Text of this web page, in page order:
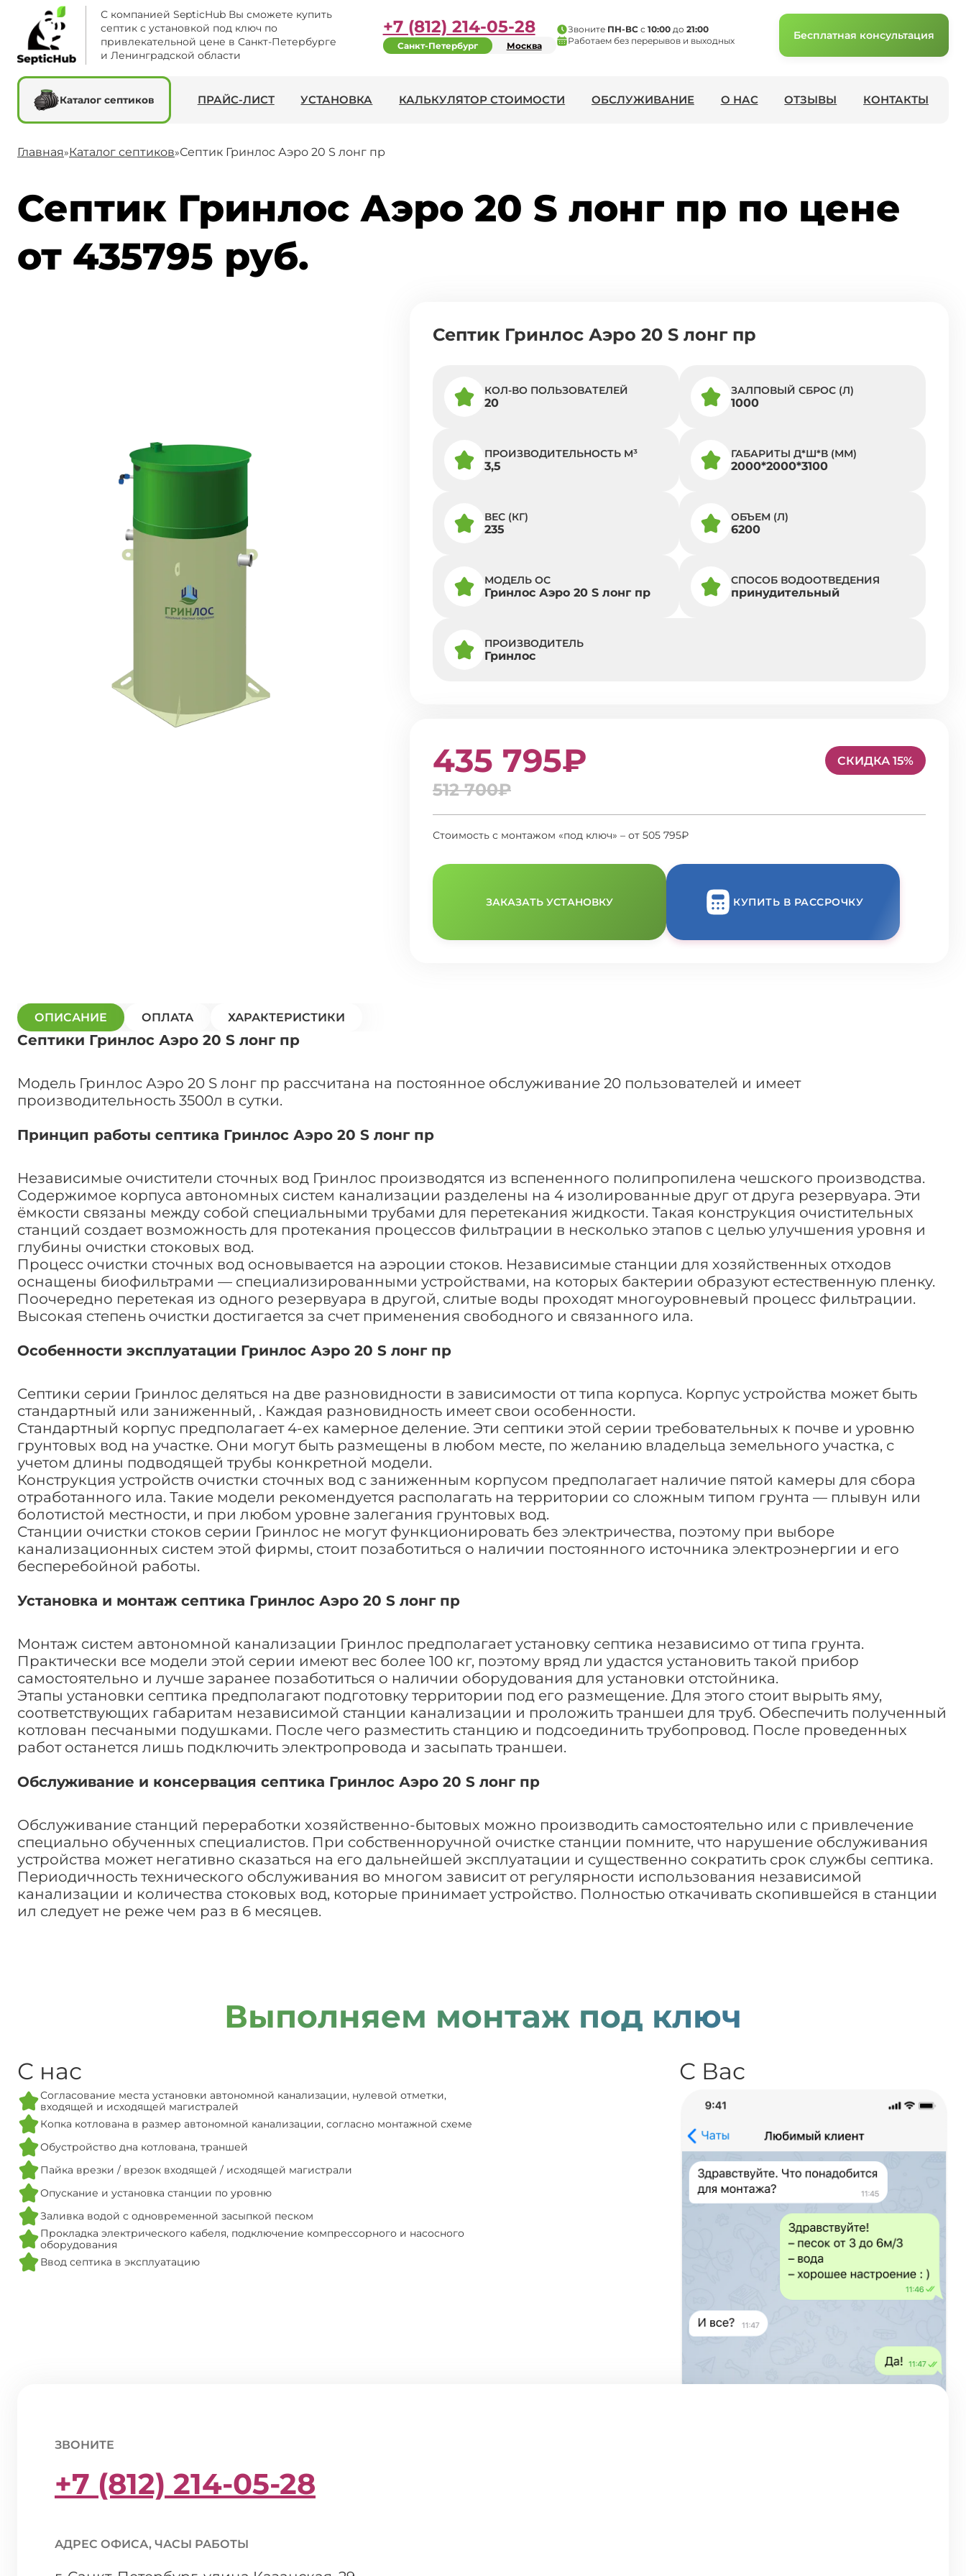
С компанией SepticHub Вы сможете купить
септик с установкой под ключ по
привлекательной цене в Санкт-Петербурге
и Ленинградской области
+7 (812) 214-05-28
Санкт-Петербург Москва
Звоните ПН-ВСс 10:00до 21:00
Работаем без перерывов и выходных
Бесплатная консультация
Каталог септиков ПРАЙС-ЛИСТ УСТАНОВКА КАЛЬКУЛЯТОР СТОИМОСТИ ОБСЛУЖИВАНИЕ О НАС ОТЗЫВЫ КОНТАКТЫ
Главная»Каталог септиков»Септик Гринлос Аэро 20 S лонг пр
Септик Гринлос Аэро 20 S лонг пр по цене
от 435795 руб.
Септик Гринлос Аэро 20 S лонг пр
КОЛ-ВО ПОЛЬЗОВАТЕЛЕЙ
20
ЗАЛПОВЫЙ СБРОС (Л)
1000
ПРОИЗВОДИТЕЛЬНОСТЬ M³
3,5
ГАБАРИТЫ Д*Ш*В (ММ)
2000*2000*3100
ВЕС (КГ)
235
ОБЪЕМ (Л)
6200
МОДЕЛЬ ОС
Гринлос Аэро 20 S лонг пр
СПОСОБ ВОДООТВЕДЕНИЯ
принудительный
ПРОИЗВОДИТЕЛЬ
Гринлос
435 795₽
512 700₽
СКИДКА 15%
Стоимость с монтажом «под ключ» – от 505 795₽
ЗАКАЗАТЬ УСТАНОВКУ КУПИТЬ В РАССРОЧКУ
ОПИСАНИЕ ОПЛАТА ХАРАКТЕРИСТИКИ
Септики Гринлос Аэро 20 S лонг пр
Модель Гринлос Аэро 20 S лонг пр рассчитана на постоянное обслуживание 20 пользователей и имеет
производительность 3500л в сутки.
Принцип работы септика Гринлос Аэро 20 S лонг пр
Независимые очистители сточных вод Гринлос производятся из вспененного полипропилена чешского производства.
Содержимое корпуса автономных систем канализации разделены на 4 изолированные друг от друга резервуара. Эти
ёмкости связаны между собой специальными трубами для перетекания жидкости. Такая конструкция очистительных
станций создает возможность для протекания процессов фильтрации в несколько этапов с целью улучшения уровня и
глубины очистки стоковых вод.
Процесс очистки сточных вод основывается на аэроции стоков. Независимые станции для хозяйственных отходов
оснащены биофильтрами — специализированными устройствами, на которых бактерии образуют естественную пленку.
Поочередно перетекая из одного резервуара в другой, слитые воды проходят многоуровневый процесс фильтрации.
Высокая степень очистки достигается за счет применения свободного и связанного ила.
Особенности эксплуатации Гринлос Аэро 20 S лонг пр
Септики серии Гринлос деляться на две разновидности в зависимости от типа корпуса. Корпус устройства может быть
стандартный или заниженный, . Каждая разновидность имеет свои особенности.
Стандартный корпус предполагает 4-ех камерное деление. Эти септики этой серии требовательных к почве и уровню
грунтовых вод на участке. Они могут быть размещены в любом месте, по желанию владельца земельного участка, с
учетом длины подводящей трубы конкретной модели.
Конструкция устройств очистки сточных вод с заниженным корпусом предполагает наличие пятой камеры для сбора
отработанного ила. Такие модели рекомендуется располагать на территории со сложным типом грунта — плывун или
болотистой местности, и при любом уровне залегания грунтовых вод.
Станции очистки стоков серии Гринлос не могут функционировать без электричества, поэтому при выборе
канализационных систем этой фирмы, стоит позаботиться о наличии постоянного источника электроэнергии и его
бесперебойной работы.
Установка и монтаж септика Гринлос Аэро 20 S лонг пр
Монтаж систем автономной канализации Гринлос предполагает установку септика независимо от типа грунта.
Практически все модели этой серии имеют вес более 100 кг, поэтому вряд ли удастся установить такой прибор
самостоятельно и лучше заранее позаботиться о наличии оборудования для установки отстойника.
Этапы установки септика предполагают подготовку территории под его размещение. Для этого стоит вырыть яму,
соответствующих габаритам независимой станции канализации и проложить траншеи для труб. Обеспечить полученный
котлован песчаными подушками. После чего разместить станцию и подсоединить трубопровод. После проведенных
работ останется лишь подключить электропровода и засыпать траншеи.
Обслуживание и консервация септика Гринлос Аэро 20 S лонг пр
Обслуживание станций переработки хозяйственно-бытовых можно производить самостоятельно или с привлечение
специально обученных специалистов. При собственноручной очистке станции помните, что нарушение обслуживания
устройства может негативно сказаться на его дальнейшей эксплуатации и существенно сократить срок службы септика.
Периодичность технического обслуживания во многом зависит от регулярности использования независимой
канализации и количества стоковых вод, которые принимает устройство. Полностью откачивать скопившейся в станции
ил следует не реже чем раз в 6 месяцев.
Выполняем монтаж под ключ
С нас
Согласование места установки автономной канализации, нулевой отметки,
входящей и исходящей магистралей
Копка котлована в размер автономной канализации, согласно монтажной схеме
Обустройство дна котлована, траншей
Пайка врезки / врезок входящей / исходящей магистрали
Опускание и установка станции по уровню
Заливка водой с одновременной засыпкой песком
Прокладка электрического кабеля, подключение компрессорного и насосного
оборудования
Ввод септика в эксплуатацию
С Вас
ЗВОНИТЕ
+7 (812) 214-05-28
АДРЕС ОФИСА, ЧАСЫ РАБОТЫ